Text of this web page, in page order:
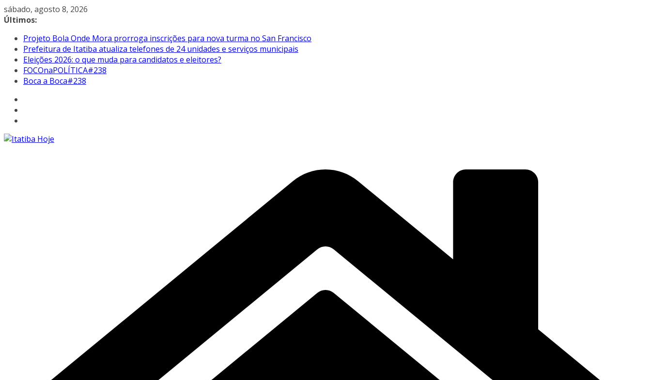
Pular
para
conteúdo
sábado, agosto 8, 2026
Últimos:
Projeto Bola Onde Mora prorroga inscrições para nova turma no San Francisco
Prefeitura de Itatiba atualiza telefones de 24 unidades e serviços municipais
Eleições 2026: o que muda para candidatos e eleitores?
FOCOnaPOLÍTICA#238
Boca a Boca#238